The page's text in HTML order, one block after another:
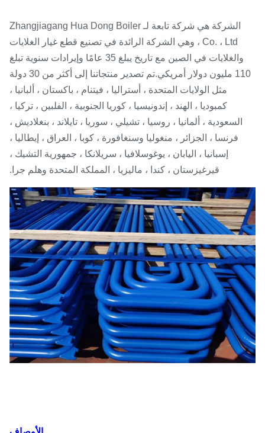
الشركة هي شركة تابعة لـ Zhangjiagang Hua Dong Boiler
Co. ، Ltd ، وهي الشركة الرائدة في تصنيع قطع غيار الغلايات
والغلايات في الصين مع تاريخ يبلغ 35 عامًا وإيرادات سنوية تبلغ
110 مليون دولار أمريكي.تم تصدير منتجاتنا إلى أكثر من 30 دولة
مثل الولايات المتحدة ، أستراليا ، فيتنام ، باكستان ، ألبانيا ،
كمبوديا ، الهند ، إندونيسيا ، كوريا الجنوبية ، الفلبين ، تركيا ،
السعودية ، ألمانيا ، روسيا ، تشيلي ، سوريا ، تايلاند ، بنغلاديش ،
فرنسا ، الجزائر ، منغوليا وسنغافورة ، كوبا ، العراق ، إيطاليا ،
إسبانيا ، اليابان ، يوغوسلافيا ، سريلانكا ، جمهورية التشيك ،
قيرغيزستان ، كندا ، ماليزيا ، المملكة المتحدة وهلم جرا.